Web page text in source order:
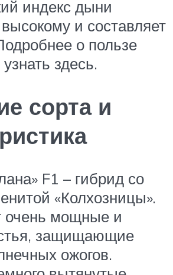
индекс дыни
и составляет
о пользе
здесь.
сорта и
F1 – гибрид со
«Колхозницы».
очень мощные и
защищающие
ожогов.